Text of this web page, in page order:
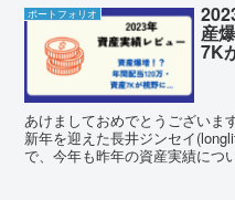
ポートフォリオ
産
7K
あけましておめでとうございま
新年を迎えた長井ジンセイ
で、今年も昨年の資産実績につ